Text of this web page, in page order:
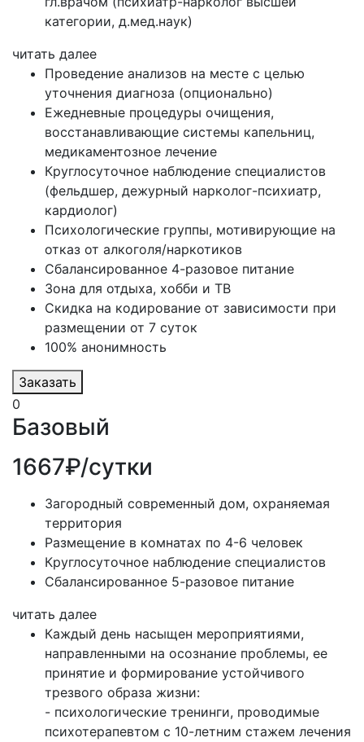
категории, д.мед.наук)
читать далее
Проведение анализов на месте с целью
уточнения диагноза (опционально)
Ежедневные процедуры очищения,
восстанавливающие системы капельниц,
медикаментозное лечение
Круглосуточное наблюдение специалистов
(фельдшер, дежурный нарколог-психиатр,
кардиолог)
Психологические группы, мотивирующие на
отказ от алкоголя/наркотиков
Сбалансированное 4-разовое питание
Зона для отдыха, хобби и ТВ
Скидка на кодирование от зависимости при
размещении от 7 суток
100% анонимность
Заказать
0
Базовый
1667₽/сутки
Загородный современный дом, охраняемая
территория
Размещение в комнатах по 4-6 человек
Круглосуточное наблюдение специалистов
Сбалансированное 5-разовое питание
читать далее
Каждый день насыщен мероприятиями,
направленными на осознание проблемы, ее
принятие и формирование устойчивого
трезвого образа жизни:
- психологические тренинги, проводимые
психотерапевтом с 10-летним стажем лечения